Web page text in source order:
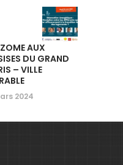
AUX
DU GRAND
– VILLE
2024